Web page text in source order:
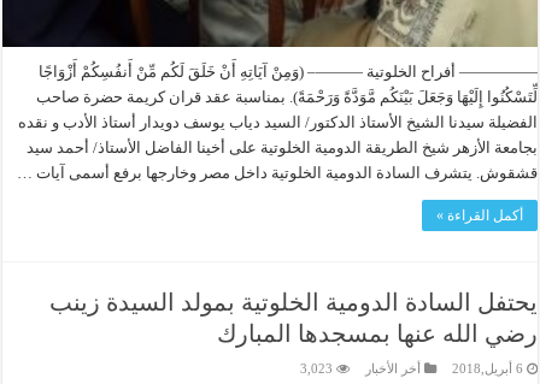
————— أفراح الخلوتية ———– (وَمِنْ آيَاتِهِ أَنْ خَلَقَ لَكُم مِّنْ أَنفُسِكُمْ أَزْوَاجًا
لِّتَسْكُنُوا إِلَيْهَا وَجَعَلَ بَيْنَكُم مَّوَدَّةً وَرَحْمَةً). بمناسبة عقد قران كريمة حضرة صاحب
الفضيلة سيدنا الشيخ الأستاذ الدكتور/ السيد دياب يوسف دويدار أستاذ الأدب و نقده
بجامعة الأزهر شيخ الطريقة الدومية الخلوتية على أخينا الفاضل الأستاذ/ أحمد سيد
قشقوش. يتشرف السادة الدومية الخلوتية داخل مصر وخارجها برفع أسمى آيات …
أكمل القراءة »
يحتفل السادة الدومية الخلوتية بمولد السيدة زينب
رضي الله عنها بمسجدها المبارك
6 أبريل,2018 أخر الأخبار 3,023